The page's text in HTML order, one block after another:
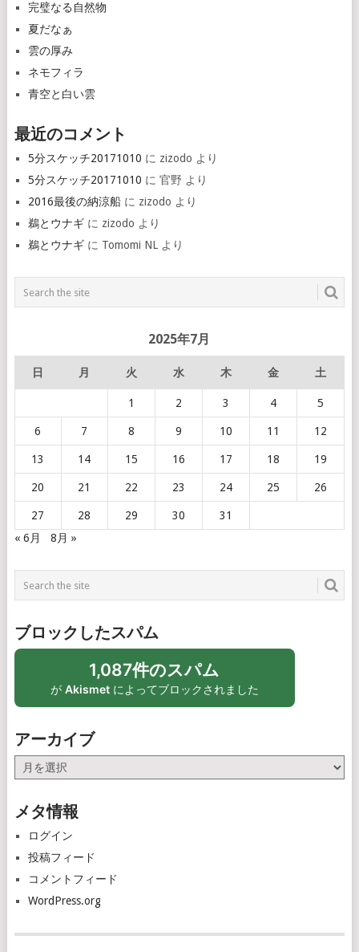
完璧なる自然物
夏だなぁ
雲の厚み
ネモフィラ
青空と白い雲
最近のコメント
5分スケッチ20171010 に zizodo より
5分スケッチ20171010 に 官野 より
2016最後の納涼船に zizodo より
鵜とウナギに zizodo より
鵜とウナギに Tomomi NLより
2025年7月
日 月 火 水 木 金 土
1 2 3 4 5
6 7 8 9 10 11 12
13 14 15 16 17 18 19
20 21 22 23 24 25 26
27 28 29 30
31
« 6月
8月 »
ブロックしたスパム
1,087件のスパム
が Akismetによってブロックされました
アーカイブ
ー
イ
メタ情報
ログイン
投稿フィード
コメントフィード
WordPress.org